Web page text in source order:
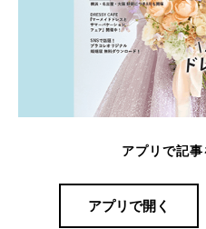
アプリで記
アプリで開く